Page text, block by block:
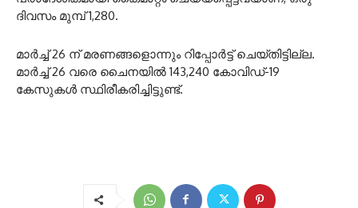
ദിവസം മുമ്പ് 1,280.
മാർച്ച് 26 ന് മരണങ്ങളൊന്നും റിപ്പോർട്ട് ചെയ്തിട്ടില്ല.
മാർച്ച് 26 വരെ ചൈനയിൽ 143,240 കോവിഡ്-19
കേസുകൾ സ്ഥിരീകരിച്ചിട്ടുണ്ട്.